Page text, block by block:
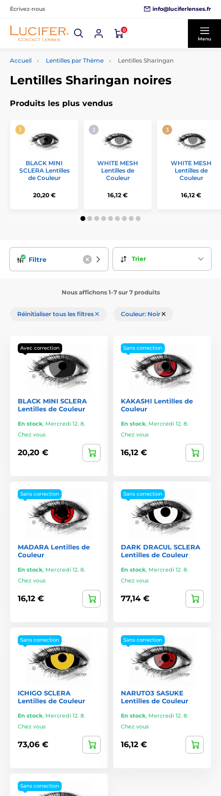
Écrivez-nous info@luciferlenses.fr
0
Menu
Accueil Lentilles par Thème Lentilles Sharingan
Lentilles Sharingan noires
Produits les plus vendus
BLACK MINI
SCLERA Lentilles
de Couleur
20,20 €
WHITE MESH
Lentilles de
Couleur
16,12 €
WHITE MESH
Lentilles de
Couleur
16,12 €
Filtre Trier
Nous affichons 1-7 sur 7 produits
Réinitialiser tous les filtres Couleur: Noir
Avec correction
BLACK MINI SCLERA
Lentilles de Couleur
En stock, Mercredi 12. 8.
Chez vous
20,20 €
Sans correction
KAKASHI Lentilles de
Couleur
En stock, Mercredi 12. 8.
Chez vous
16,12 €
Sans correction
MADARA Lentilles de
Couleur
En stock, Mercredi 12. 8.
Chez vous
16,12 €
Sans correction
DARK DRACUL SCLERA
Lentilles de Couleur
En stock, Mercredi 12. 8.
Chez vous
77,14 €
Sans correction
ICHIGO SCLERA
Lentilles de Couleur
En stock, Mercredi 12. 8.
Chez vous
73,06 €
Sans correction
NARUTO3 SASUKE
Lentilles de Couleur
En stock, Mercredi 12. 8.
Chez vous
16,12 €
Sans correction